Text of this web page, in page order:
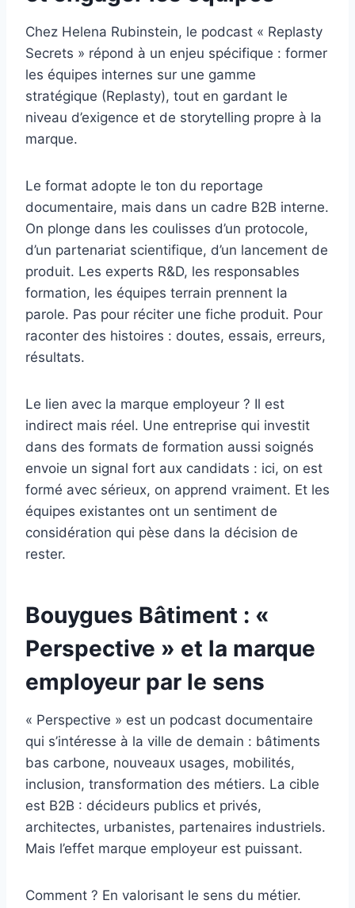
Chez Helena Rubinstein, le podcast « Replasty
Secrets » répond à un enjeu spécifique : former
les équipes internes sur une gamme
stratégique (Replasty), tout en gardant le
niveau d’exigence et de storytelling propre à la
marque.
Le format adopte le ton du reportage
documentaire, mais dans un cadre B2B interne.
On plonge dans les coulisses d’un protocole,
d’un partenariat scientifique, d’un lancement de
produit. Les experts R&D, les responsables
formation, les équipes terrain prennent la
parole. Pas pour réciter une fiche produit. Pour
raconter des histoires : doutes, essais, erreurs,
résultats.
Le lien avec la marque employeur ? Il est
indirect mais réel. Une entreprise qui investit
dans des formats de formation aussi soignés
envoie un signal fort aux candidats : ici, on est
formé avec sérieux, on apprend vraiment. Et les
équipes existantes ont un sentiment de
considération qui pèse dans la décision de
rester.
Bouygues Bâtiment : «
Perspective » et la marque
employeur par le sens
« Perspective » est un podcast documentaire
qui s’intéresse à la ville de demain : bâtiments
bas carbone, nouveaux usages, mobilités,
inclusion, transformation des métiers. La cible
est B2B : décideurs publics et privés,
architectes, urbanistes, partenaires industriels.
Mais l’effet marque employeur est puissant.
Comment ? En valorisant le sens du métier.